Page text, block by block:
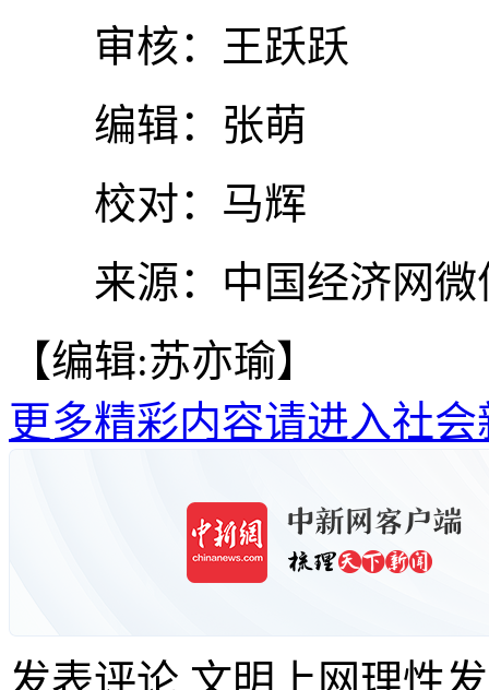
审核：王跃跃
编辑：张萌
校对：马辉
来源：中国经济网微
【编辑:苏亦瑜】
更多精彩内容请进入社会